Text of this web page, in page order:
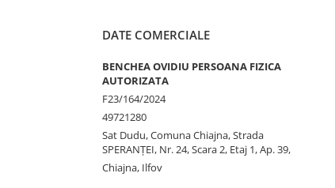
DATE COMERCIALE
BENCHEA OVIDIU PERSOANA FIZICA
AUTORIZATA
F23/164/2024
49721280
Sat Dudu, Comuna Chiajna, Strada
SPERANŢEI, Nr. 24, Scara 2, Etaj 1, Ap. 39,
Chiajna, Ilfov